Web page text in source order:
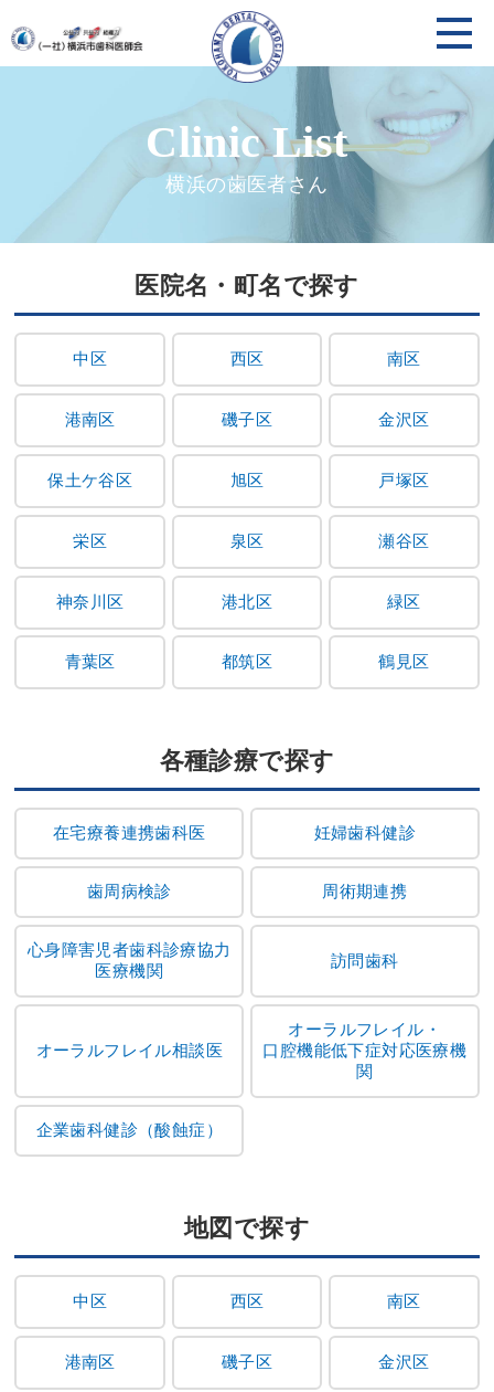
横浜の歯医者さん
医院名・町名で探す
中区 西区 南区
港南区 磯子区 金沢区
保土ケ谷区 旭区 戸塚区
栄区 泉区 瀬谷区
神奈川区 港北区 緑区
青葉区 都筑区 鶴見区
各種診療で探す
在宅療養連携歯科医 妊婦歯科健診
歯周病検診 周術期連携
心身障害児者歯科診療協力
医療機関
訪問歯科
オーラルフレイル相談医
オーラルフレイル・
口腔機能低下症対応医療機
関
企業歯科健診（酸蝕症）
地図で探す
中区 西区 南区
港南区 磯子区 金沢区